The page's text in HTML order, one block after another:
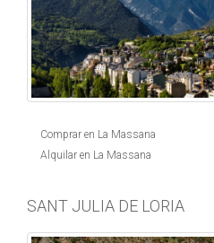
Comprar en La Massana
Alquilar en La Massana
SANT JULIA DE LORIA